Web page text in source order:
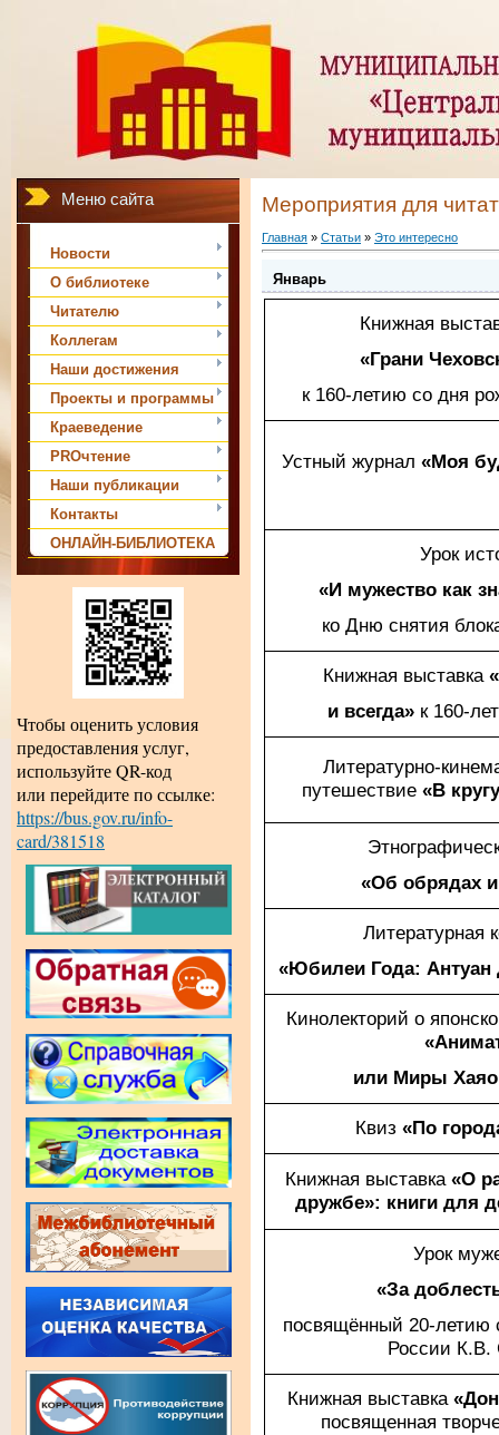
Меню сайта
Новости
О библиотеке
Читателю
Коллегам
Наши достижения
Проекты и программы
Краеведение
PROчтение
Наши публикации
Контакты
ОНЛАЙН-БИБЛИОТЕКА
Чтобы оценить условия
предоставления услуг,
используйте QR-код
или перейдите по ссылке:
https://bus.gov.ru/info-
card/381518
Мероприятия для
Главная » Статьи » Это интересно
Январь
Книжная
«Грани
к 160-летию со дня
Устный журнал«Моя
Урок
«И мужество как
ко Дню снятия
Книжная выставка
и всегда» к 160-
Литературно-
путешествие «В
«Об обрядах
Литературная
«Юбилеи Года: Антуан
Кинолекторий о
или Миры
Квиз «По
Книжная выставка «О
дружбе»: книги для
Урок
«За
посвящённый 20-летию
России К.В.
Книжная выставка
посвященная